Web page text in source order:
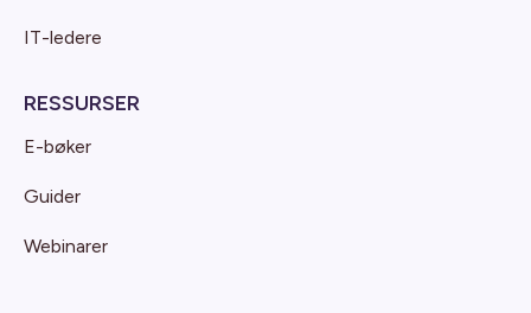
IT-ledere
RESSURSER
E-bøker
Guider
Webinarer